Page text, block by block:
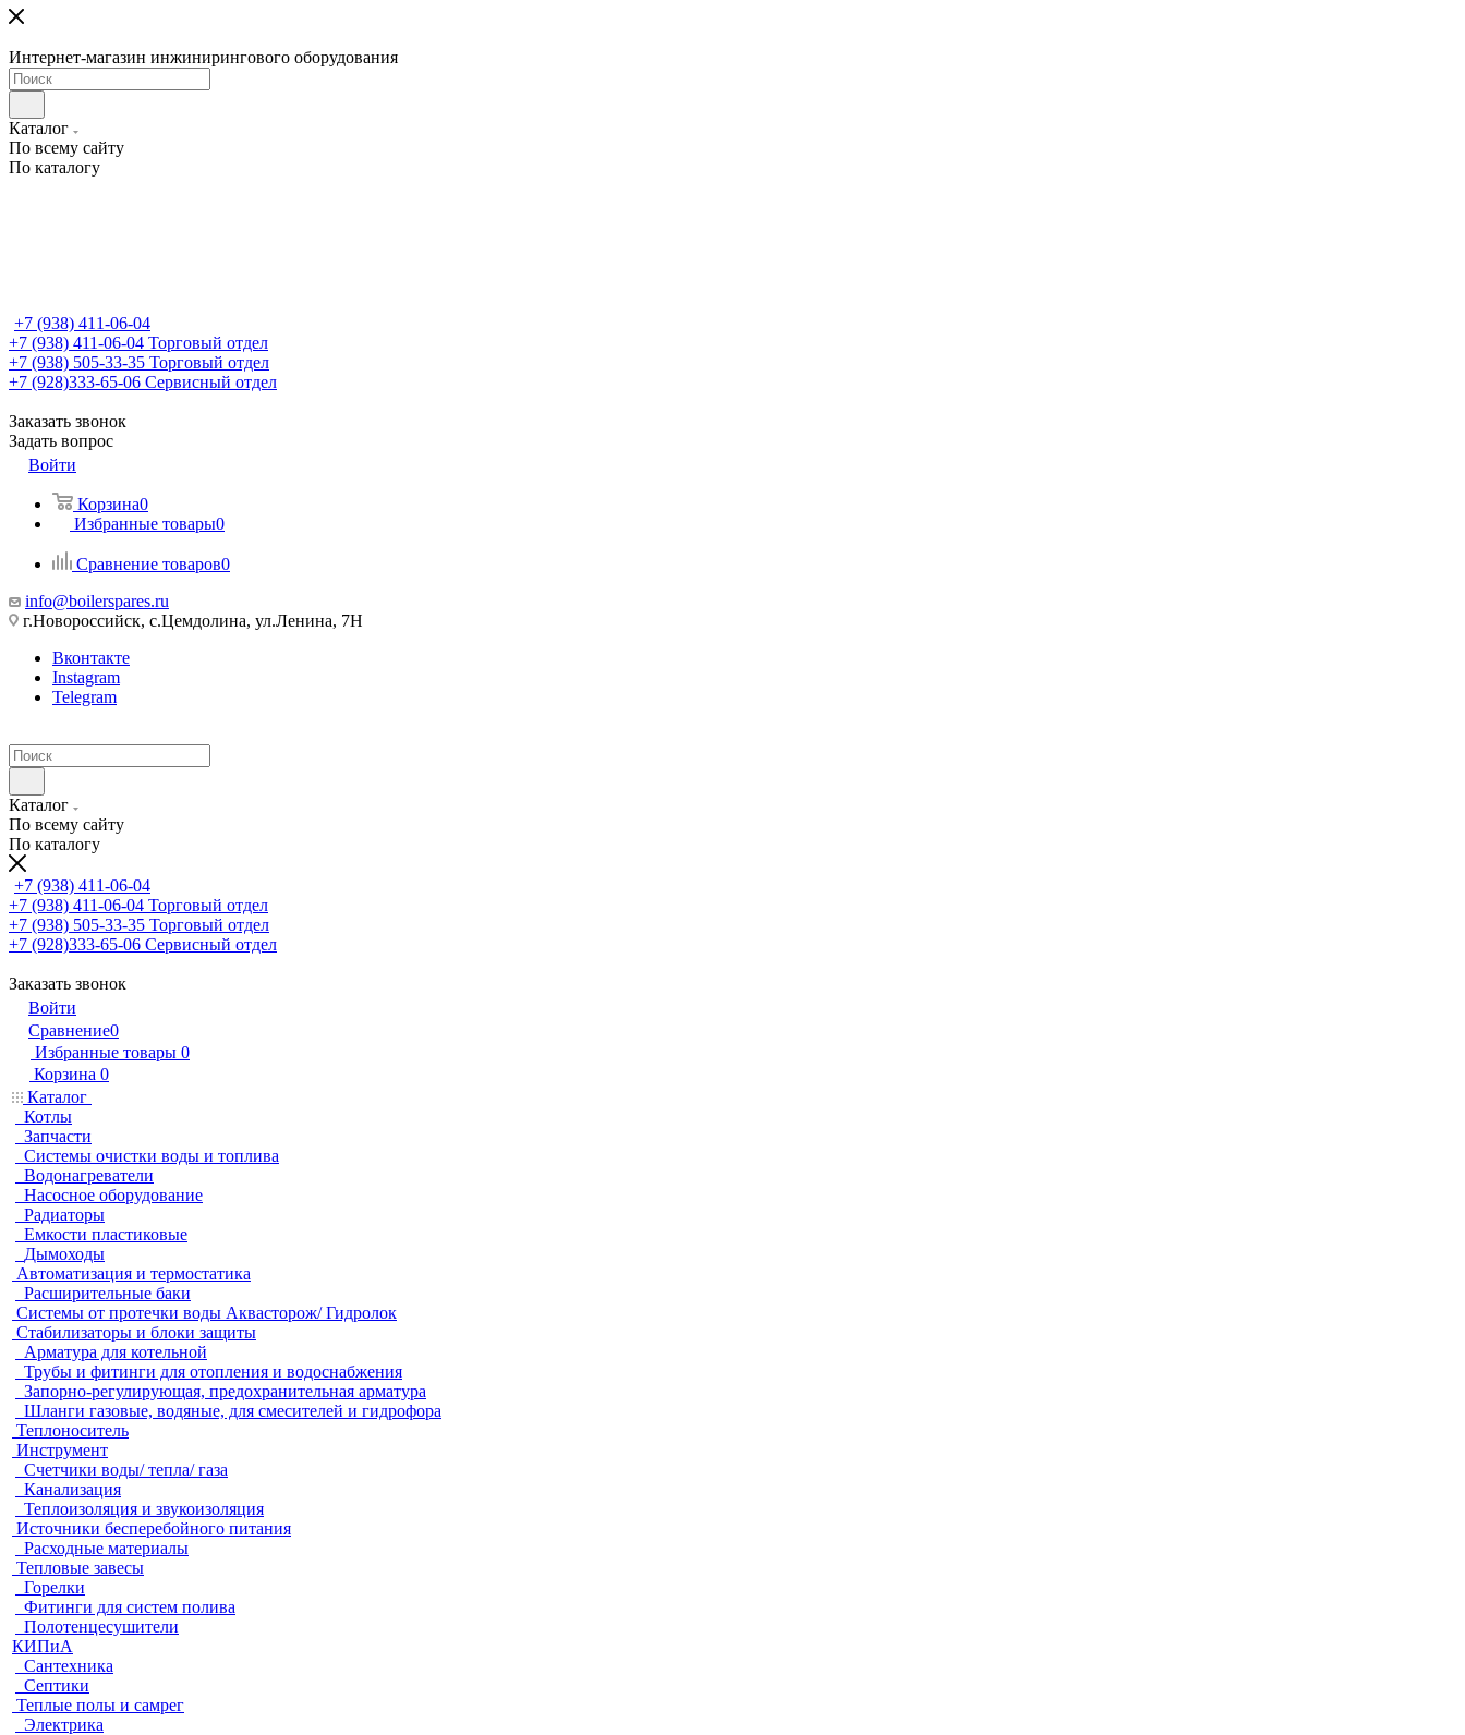
Интернет-магазин инжинирингового оборудования
Каталог
По всему сайту
По каталогу
+7 (938) 411-06-04
+7 (938) 411-06-04 Торговый отдел
+7 (938) 505-33-35 Торговый отдел
+7 (928)333-65-06 Сервисный отдел
Заказать звонок
Задать вопрос
Войти
Корзина0
Избранные товары0
Сравнение товаров0
info@boilerspares.ru
г.Новороссийск, с.Цемдолина, ул.Ленина, 7Н
Вконтакте
Instagram
Telegram
Каталог
По всему сайту
По каталогу
+7 (938) 411-06-04
+7 (938) 411-06-04 Торговый отдел
+7 (938) 505-33-35 Торговый отдел
+7 (928)333-65-06 Сервисный отдел
Заказать звонок
Войти
Сравнение0
Избранные товары 0
Корзина 0
Каталог
Котлы
Запчасти
Системы очистки воды и топлива
Водонагреватели
Насосное оборудование
Радиаторы
Емкости пластиковые
Дымоходы
Автоматизация и термостатика
Расширительные баки
Системы от протечки воды Аквасторож/ Гидролок
Стабилизаторы и блоки защиты
Арматура для котельной
Трубы и фитинги для отопления и водоснабжения
Запорно-регулирующая, предохранительная арматура
Шланги газовые, водяные, для смесителей и гидрофора
Теплоноситель
Инструмент
Счетчики воды/ тепла/ газа
Канализация
Теплоизоляция и звукоизоляция
Источники бесперебойного питания
Расходные материалы
Тепловые завесы
Горелки
Фитинги для систем полива
Полотенцесушители
КИПиА
Сантехника
Септики
Теплые полы и самрег
Электрика